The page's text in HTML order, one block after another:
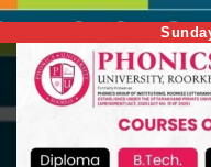
to
content